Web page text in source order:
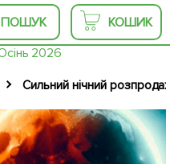
ПОШУК КОШИК
Сильний нічний